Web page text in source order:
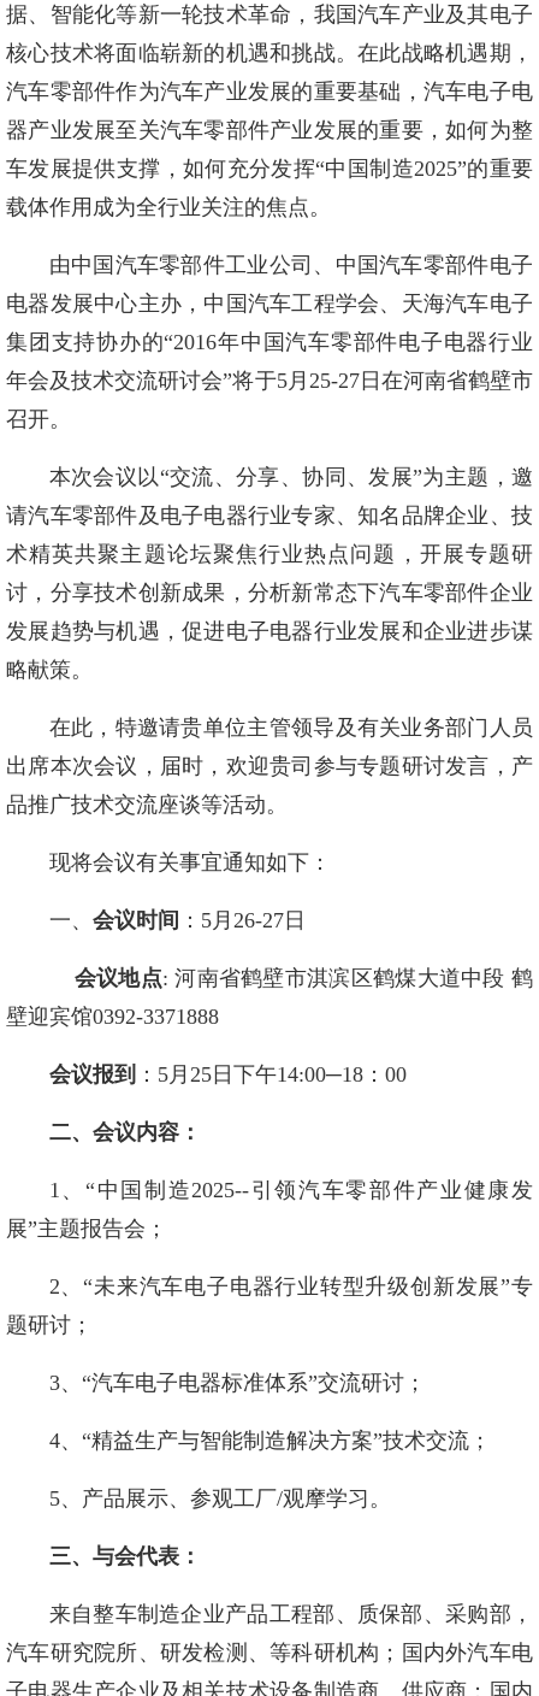
据、智能化等新一轮技术革命，我国汽车产业及其电子
核心技术将面临崭新的机遇和挑战。在此战略机遇期，
汽车零部件作为汽车产业发展的重要基础，汽车电子电
器产业发展至关汽车零部件产业发展的重要，如何为整
车发展提供支撑，如何充分发挥“中国制造2025”的重要
载体作用成为全行业关注的焦点。
由中国汽车零部件工业公司、中国汽车零部件电子
电器发展中心主办，中国汽车工程学会、天海汽车电子
集团支持协办的“2016年中国汽车零部件电子电器行业
年会及技术交流研讨会”将于5月25-27日在河南省鹤壁市
召开。
本次会议以“交流、分享、协同、发展”为主题，邀
请汽车零部件及电子电器行业专家、知名品牌企业、技
术精英共聚主题论坛聚焦行业热点问题，开展专题研
讨，分享技术创新成果，分析新常态下汽车零部件企业
发展趋势与机遇，促进电子电器行业发展和企业进步谋
略献策。
在此，特邀请贵单位主管领导及有关业务部门人员
出席本次会议，届时，欢迎贵司参与专题研讨发言，产
品推广技术交流座谈等活动。
现将会议有关事宜通知如下：
一、 会议时间 ：5月26-27日
会议地点: 河南省鹤壁市淇滨区鹤煤大道中段 鹤
壁迎宾馆0392-3371888
会议报到 ：5月25日下午14:00─18：00
二、会议内容：
1、“中国制造2025--引领汽车零部件产业健康发
展”主题报告会；
2、“未来汽车电子电器行业转型升级创新发展”专
题研讨；
3、“汽车电子电器标准体系”交流研讨；
4、“精益生产与智能制造解决方案”技术交流；
5、产品展示、参观工厂/观摩学习。
三、与会代表：
来自整车制造企业产品工程部、质保部、采购部，
汽车研究院所、研发检测、等科研机构；国内外汽车电
子电器生产企业及相关技术设备制造商、供应商；国内